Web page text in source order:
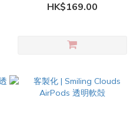
HK$169.00